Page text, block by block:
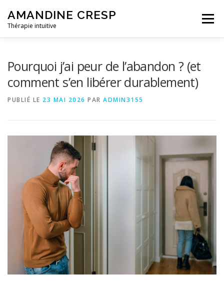
contenu
AMANDINE CRESP
Thérapie intuitive
Menu
Pourquoi j’ai peur de l’abandon ? (et
comment s’en libérer durablement)
PUBLIÉ LE 23 MAI 2026 PAR ADMIN3155